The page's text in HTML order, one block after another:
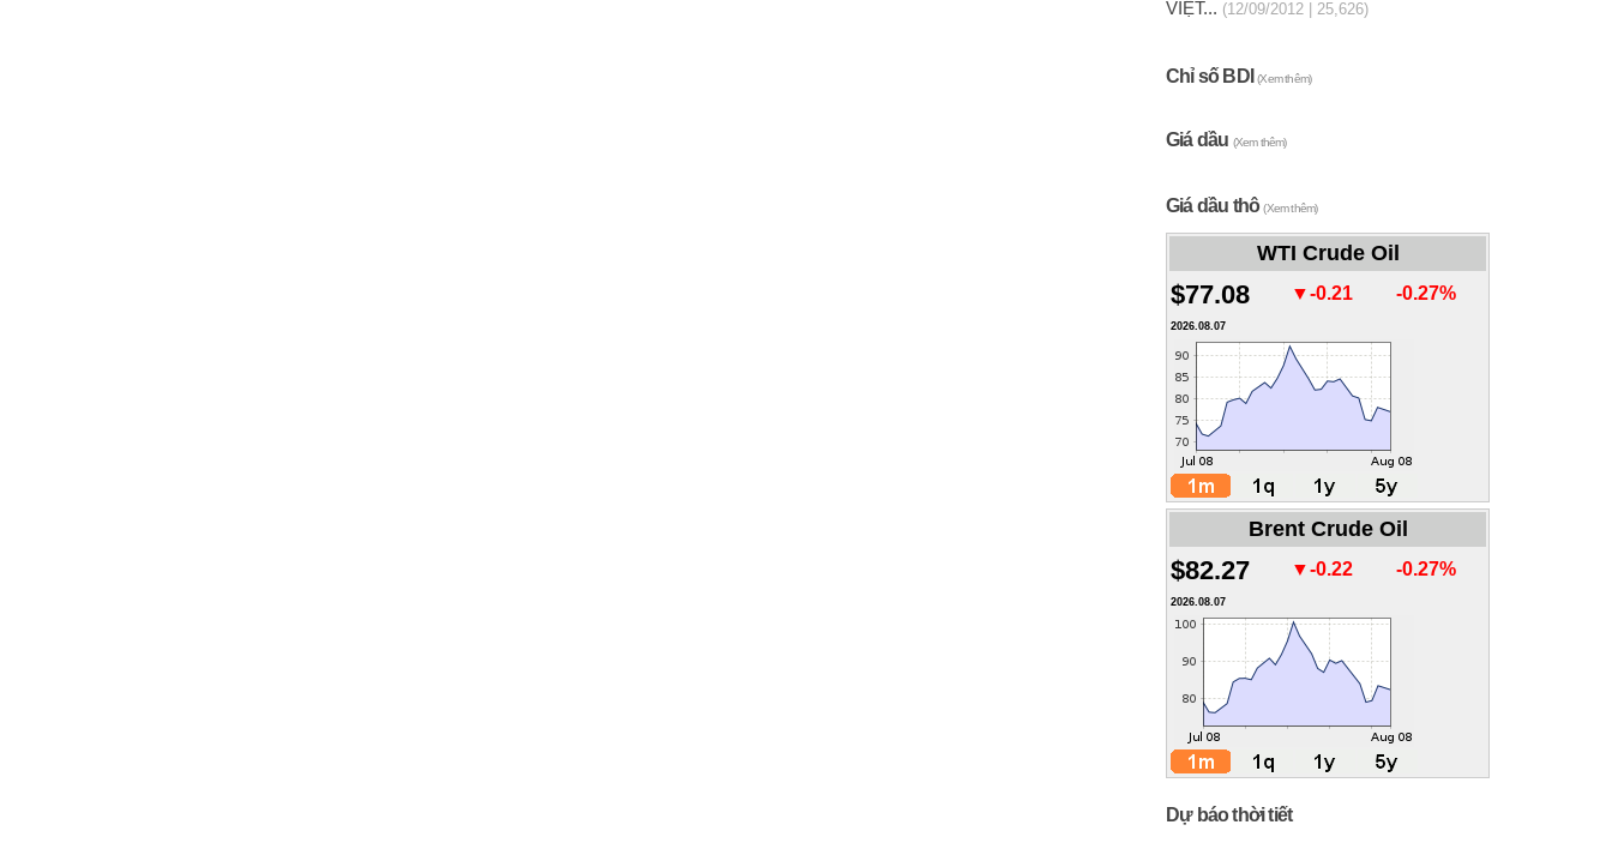
VIỆT... (12/09/2012 | 25,626)
Chỉ số BDI(Xem thêm)
Giá dầu (Xem thêm)
Giá dầu thô(Xem thêm)
WTI Crude Oil
$77.08 ▼-0.21 -0.27%
2026.08.07
Brent Crude Oil
$82.27 ▼-0.22 -0.27%
2026.08.07
Dự báo thời tiết